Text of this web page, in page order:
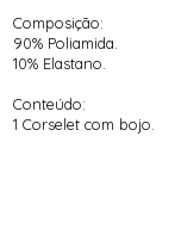
Composição:
90% Poliamida.
10% Elastano.
Conteúdo:
1 Corselet com bojo.